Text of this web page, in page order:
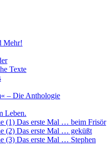
Mehr!
Texte
– Die Anthologie
Leben.
(1) Das erste Mal … beim Frisör
(2) Das erste Mal … geküßt
(3) Das erste Mal … Stephen